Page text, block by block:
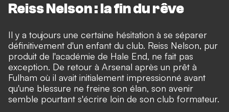
Reiss Nelson : la fin du rêve
Il y a toujours une certaine hésitation à se séparer
définitivement d'un enfant du club. Reiss Nelson, pur
produit de l'académie de Hale End, ne fait pas
exception. De retour à Arsenal après un prêt à
Fulham où il avait initialement impressionné avant
qu'une blessure ne freine son élan, son avenir
semble pourtant s'écrire loin de son club formateur.